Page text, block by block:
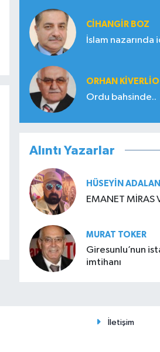
CIHANGIR BOZ
İslam
ORHAN
Ordu bahsinde..
Alıntı Yazarlar
HÜSEYIN ADALAN
EMANET MİRAS
MURAT TOKER
Giresunlu’nun
imtihanı
İletişim